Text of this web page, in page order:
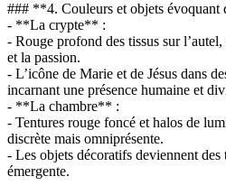
### **4. Couleurs et objets évoquant
- **La crypte** :
- Rouge profond des tissus sur
et la passion.
- L’icône de Marie et de Jésus dans
incarnant une présence humaine et
- **La chambre** :
- Tentures rouge foncé et halos de
discrète mais omniprésente.
- Les objets décoratifs deviennent
émergente.